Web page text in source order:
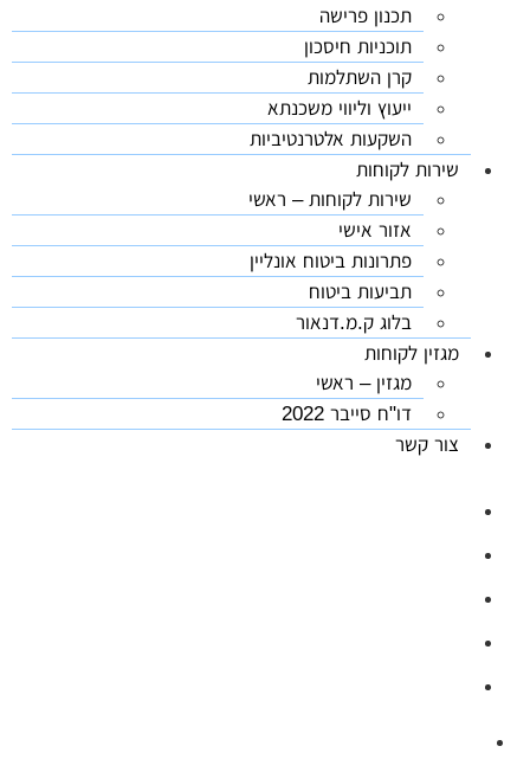
תכנון פרישה
תוכניות חיסכון
קרן השתלמות
ייעוץ וליווי משכנתא
השקעות אלטרנטיביות
שירות לקוחות
שירות לקוחות – ראשי
אזור אישי
פתרונות ביטוח אונליין
תביעות ביטוח
בלוג ק.מ.דנאור
מגזין לקוחות
מגזין – ראשי
דו"ח סייבר 2022
צור קשר